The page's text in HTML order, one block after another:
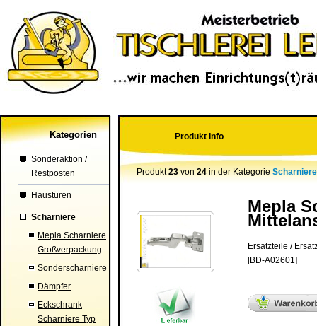
Kategorien
Sonderaktion /
Restposten
Haustüren
Scharniere
Mepla Scharniere
Großverpackung
Sonderscharniere
Dämpfer
Eckschrank
Scharniere Typ
Produkt Info
Produkt23 von24in der KategorieScharniere
Mepla
Ersatzteile /
[BD-A02601]